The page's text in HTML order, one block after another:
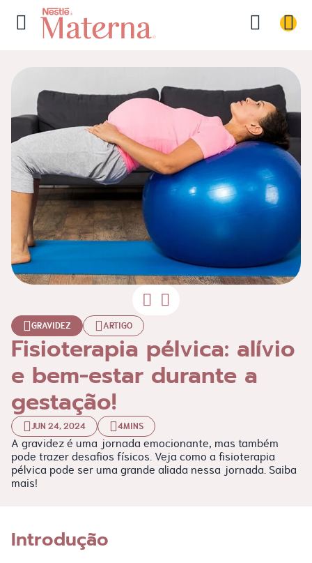
GRAVIDEZ ARTIGO
Fisioterapia pélvica: alívio
e bem-estar durante a
gestação!
JUN 24, 2024 4MINS
A gravidez é uma jornada emocionante, mas também
pode trazer desafios físicos. Veja como a fisioterapia
pélvica pode ser uma grande aliada nessa jornada. Saiba
mais!
Introdução